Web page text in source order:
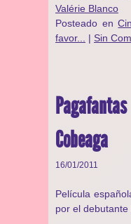
Valérie Blanco
Posteado en
favor...
| Sin
Cobeaga
16/01/2011
Película
por el debutante